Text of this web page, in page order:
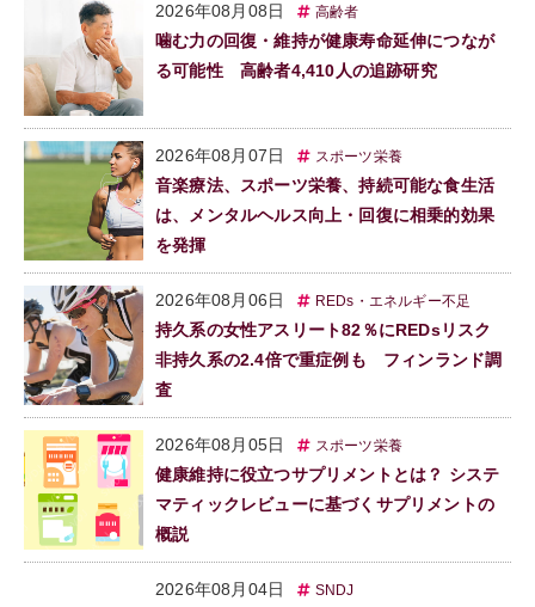
2026年08月08日 高齢者
噛む力の回復・維持が健康寿命延伸につなが
る可能性 高齢者4,410人の追跡研究
2026年08月07日 スポーツ栄養
音楽療法、スポーツ栄養、持続可能な食生活
は、メンタルヘルス向上・回復に相乗的効果
を発揮
2026年08月06日 REDs・エネルギー不足
持久系の女性アスリート82％にREDsリスク
非持久系の2.4倍で重症例も フィンランド調
査
2026年08月05日 スポーツ栄養
健康維持に役立つサプリメントとは？ システ
マティックレビューに基づくサプリメントの
概説
2026年08月04日 SNDJ